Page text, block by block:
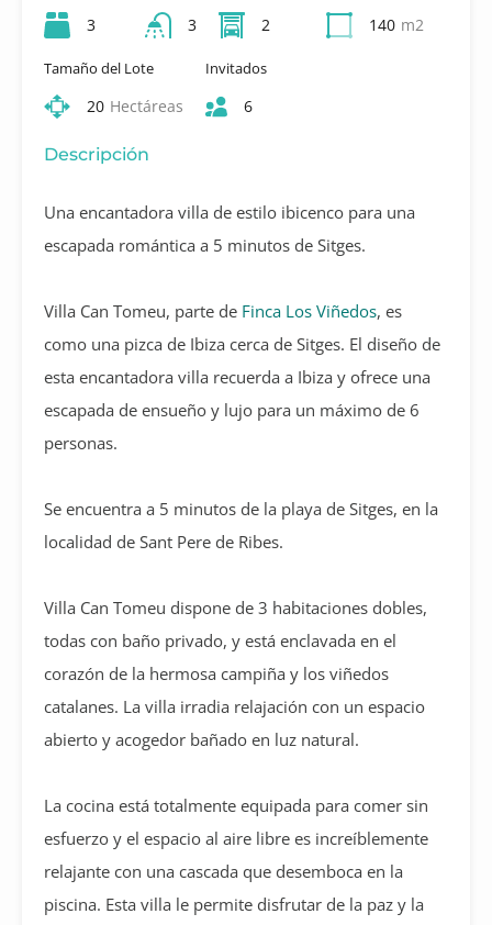
3 3 2 140 m2
Tamaño del Lote
20 Hectáreas
Invitados
6
Descripción
Una encantadora villa de estilo ibicenco para una
escapada romántica a 5 minutos de Sitges.
Villa Can Tomeu, parte de Finca Los Viñedos, es
como una pizca de Ibiza cerca de Sitges. El diseño de
esta encantadora villa recuerda a Ibiza y ofrece una
escapada de ensueño y lujo para un máximo de 6
personas.
Se encuentra a 5 minutos de la playa de Sitges, en la
localidad de Sant Pere de Ribes.
Villa Can Tomeu dispone de 3 habitaciones dobles,
todas con baño privado, y está enclavada en el
corazón de la hermosa campiña y los viñedos
catalanes. La villa irradia relajación con un espacio
abierto y acogedor bañado en luz natural.
La cocina está totalmente equipada para comer sin
esfuerzo y el espacio al aire libre es increíblemente
relajante con una cascada que desemboca en la
piscina. Esta villa le permite disfrutar de la paz y la